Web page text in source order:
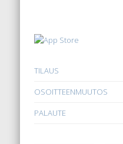
TILAUS
OSOITTEENMUUTOS
PALAUTE